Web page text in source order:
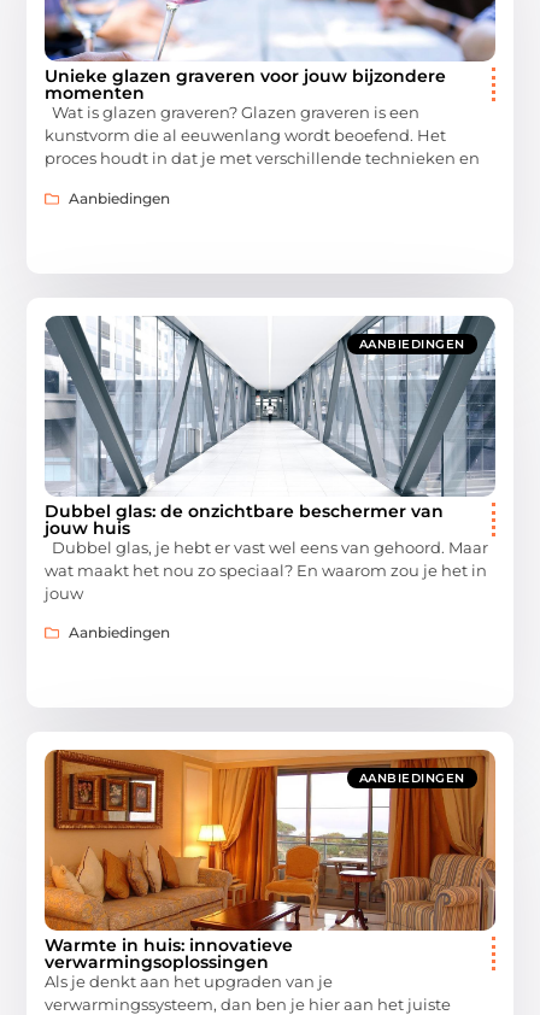
Unieke glazen graveren voor jouw bijzondere
momenten
Wat is glazen graveren? Glazen graveren is een
kunstvorm die al eeuwenlang wordt beoefend. Het
proces houdt in dat je met verschillende technieken en
Aanbiedingen
AANBIEDINGEN
Dubbel glas: de onzichtbare beschermer van
jouw huis
Dubbel glas, je hebt er vast wel eens van gehoord. Maar
wat maakt het nou zo speciaal? En waarom zou je het in
jouw
Aanbiedingen
AANBIEDINGEN
Warmte in huis: innovatieve
verwarmingsoplossingen
Als je denkt aan het upgraden van je
verwarmingssysteem, dan ben je hier aan het juiste